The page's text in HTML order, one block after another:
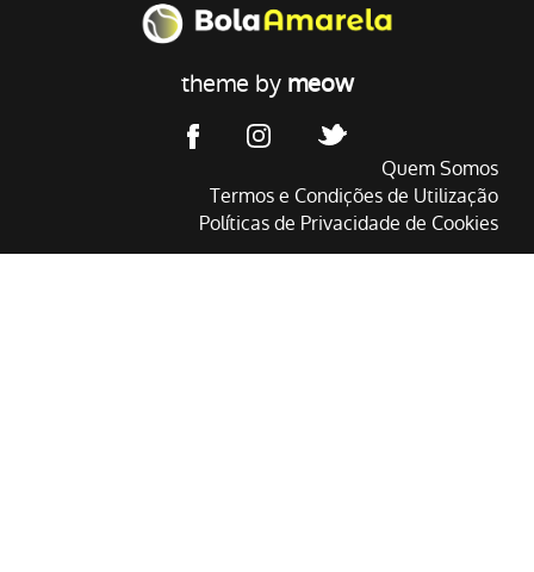
theme by meow
Quem Somos
Termos e Condições de Utilização
Políticas de Privacidade de Cookies